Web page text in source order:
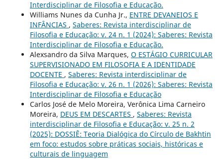
Interdisciplinar de Filosofia e Educação.
Williams Nunes da Cunha Jr., ENTRE DEVANEIOS E
INFÂNCIAS , Saberes: Revista interdisciplinar de
Filosofia e Educação: v. 24 n. 1 (2024): Saberes: Revista
Interdisciplinar de Filosofia e Educação.
Alexsandro da Silva Marques, O ESTÁGIO CURRICULAR
SUPERVISIONADO EM FILOSOFIA E A IDENTIDADE
DOCENTE , Saberes: Revista interdisciplinar de
Filosofia e Educação: v. 26 n. 1 (2026): Saberes: Revista
Interdisciplinar de Filosofia e Educação
Carlos José de Melo Moreira, Verônica Lima Carneiro
Moreira, DEUS EM DESCARTES , Saberes: Revista
interdisciplinar de Filosofia e Educação: v. 25 n. 2
(2025): DOSSIÊ: Teoria Dialógica do Círculo de Bakhtin
em foco: estudos sobre práticas sociais, históricas e
culturais de linguagem